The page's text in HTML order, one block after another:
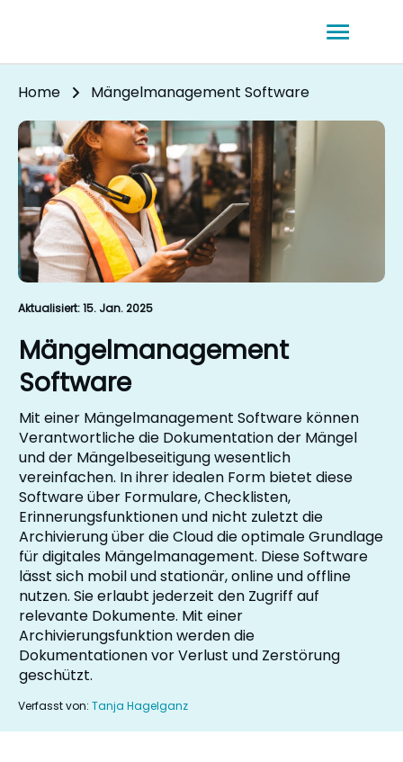
Home Mängelmanagement Software
Mängelmanagement
Software
Mit einer Mängelmanagement Software können
Verantwortliche die Dokumentation der Mängel
und der Mängelbeseitigung wesentlich
vereinfachen. In ihrer idealen Form bietet diese
Software über Formulare, Checklisten,
Erinnerungsfunktionen und nicht zuletzt die
Archivierung über die Cloud die optimale Grundlage
für digitales Mängelmanagement. Diese Software
lässt sich mobil und stationär, online und offline
nutzen. Sie erlaubt jederzeit den Zugriff auf
relevante Dokumente. Mit einer
Archivierungsfunktion werden die
Dokumentationen vor Verlust und Zerstörung
geschützt.
Verfasst von: Tanja Hagelganz
Aktualisiert:15. Jan. 2025